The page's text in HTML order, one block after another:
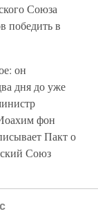
Союза
победить в
он
дня до уже
фон
Пакт о
Союз
первый и